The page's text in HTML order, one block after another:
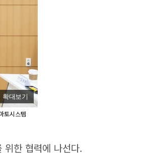
확대보기
토시스템
위한 협력에 나선다.